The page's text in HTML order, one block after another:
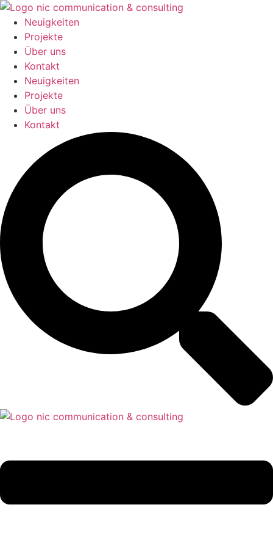
Zum
Inhalt
springen
Neuigkeiten
Projekte
Über uns
Kontakt
Neuigkeiten
Projekte
Über uns
Kontakt